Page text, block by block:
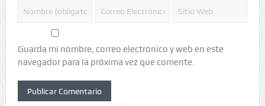
Guarda mi nombre, correo electrónico y web en este
navegador para la próxima vez que comente.